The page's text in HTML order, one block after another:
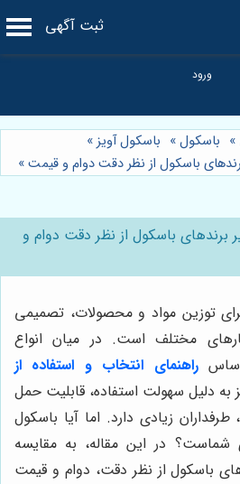
ثبت آگهی
» باسکول» باسکول آویز»
باسکول از نظر دقت دوام و قیمت»
برندهای باسکول از نظر دقت دوام و
توزین مواد و محصولات، تصمیمی
مختلف است. در میان انواع
اساسراهنمای انتخاب و استفاده از
به دلیل سهولت استفاده، قابلیت حمل
زیادی دارد. اما آیا باسکول
شماست؟ در این مقاله، به مقایسه
باسکول از نظر دقت، دوام و قیمت